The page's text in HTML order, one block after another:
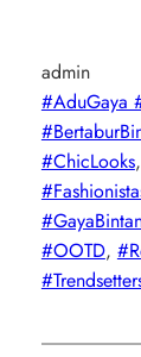
admin
#AduGaya
#ChicLooks,
#OOTD,